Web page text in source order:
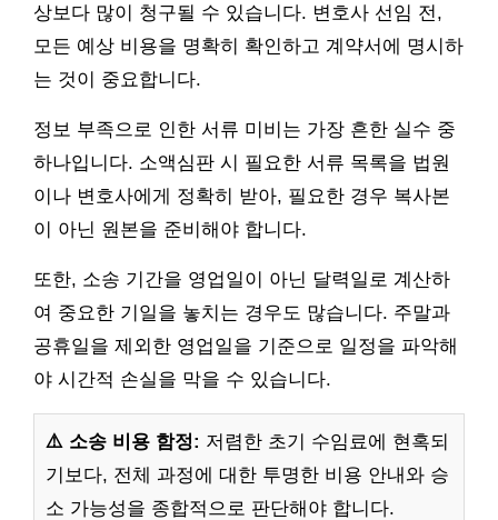
상보다 많이 청구될 수 있습니다. 변호사 선임 전,
모든 예상 비용을 명확히 확인하고 계약서에 명시하
는 것이 중요합니다.
정보 부족으로 인한 서류 미비는 가장 흔한 실수 중
하나입니다. 소액심판 시 필요한 서류 목록을 법원
이나 변호사에게 정확히 받아, 필요한 경우 복사본
이 아닌 원본을 준비해야 합니다.
또한, 소송 기간을 영업일이 아닌 달력일로 계산하
여 중요한 기일을 놓치는 경우도 많습니다. 주말과
공휴일을 제외한 영업일을 기준으로 일정을 파악해
야 시간적 손실을 막을 수 있습니다.
⚠️ 소송 비용 함정: 저렴한 초기 수임료에 현혹되
기보다, 전체 과정에 대한 투명한 비용 안내와 승
소 가능성을 종합적으로 판단해야 합니다.